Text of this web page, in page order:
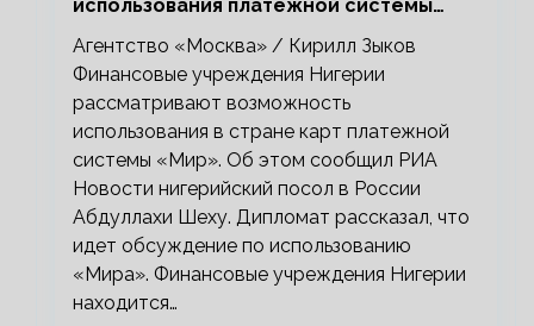
использования платежной системы
«Мир»
Агентство «Москва» / Кирилл Зыков
Финансовые учреждения Нигерии
рассматривают возможность
использования в стране карт платежной
системы «Мир». Об этом сообщил РИА
Новости нигерийский посол в России
Абдуллахи Шеху. Дипломат рассказал, что
идет обсуждение по использованию
«Мира». Финансовые учреждения Нигерии
находится…